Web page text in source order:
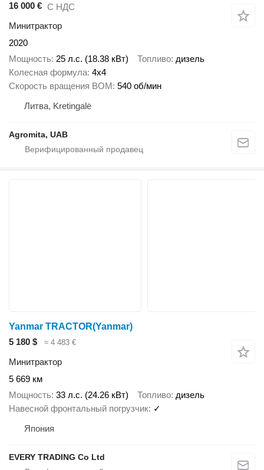
16 000 € С НДС
Минитрактор
2020
Мощность 25 л.с. (18.38 кВт) Топливо дизель
Колесная формула 4x4
Скорость вращения ВОМ 540 об/мин
Литва, Kretingalė
Agromita, UAB
Yanmar TRACTOR(Yanmar)
5 180 $
≈ 4 483 €
Минитрактор
5 669 км
Мощность 33 л.с. (24.26 кВт) Топливо дизель
Навесной фронтальный погрузчик ✓
Япония
EVERY TRADING Co Ltd